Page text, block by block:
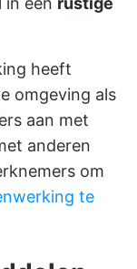
heeft
omgeving als
aan met
anderen
om
te